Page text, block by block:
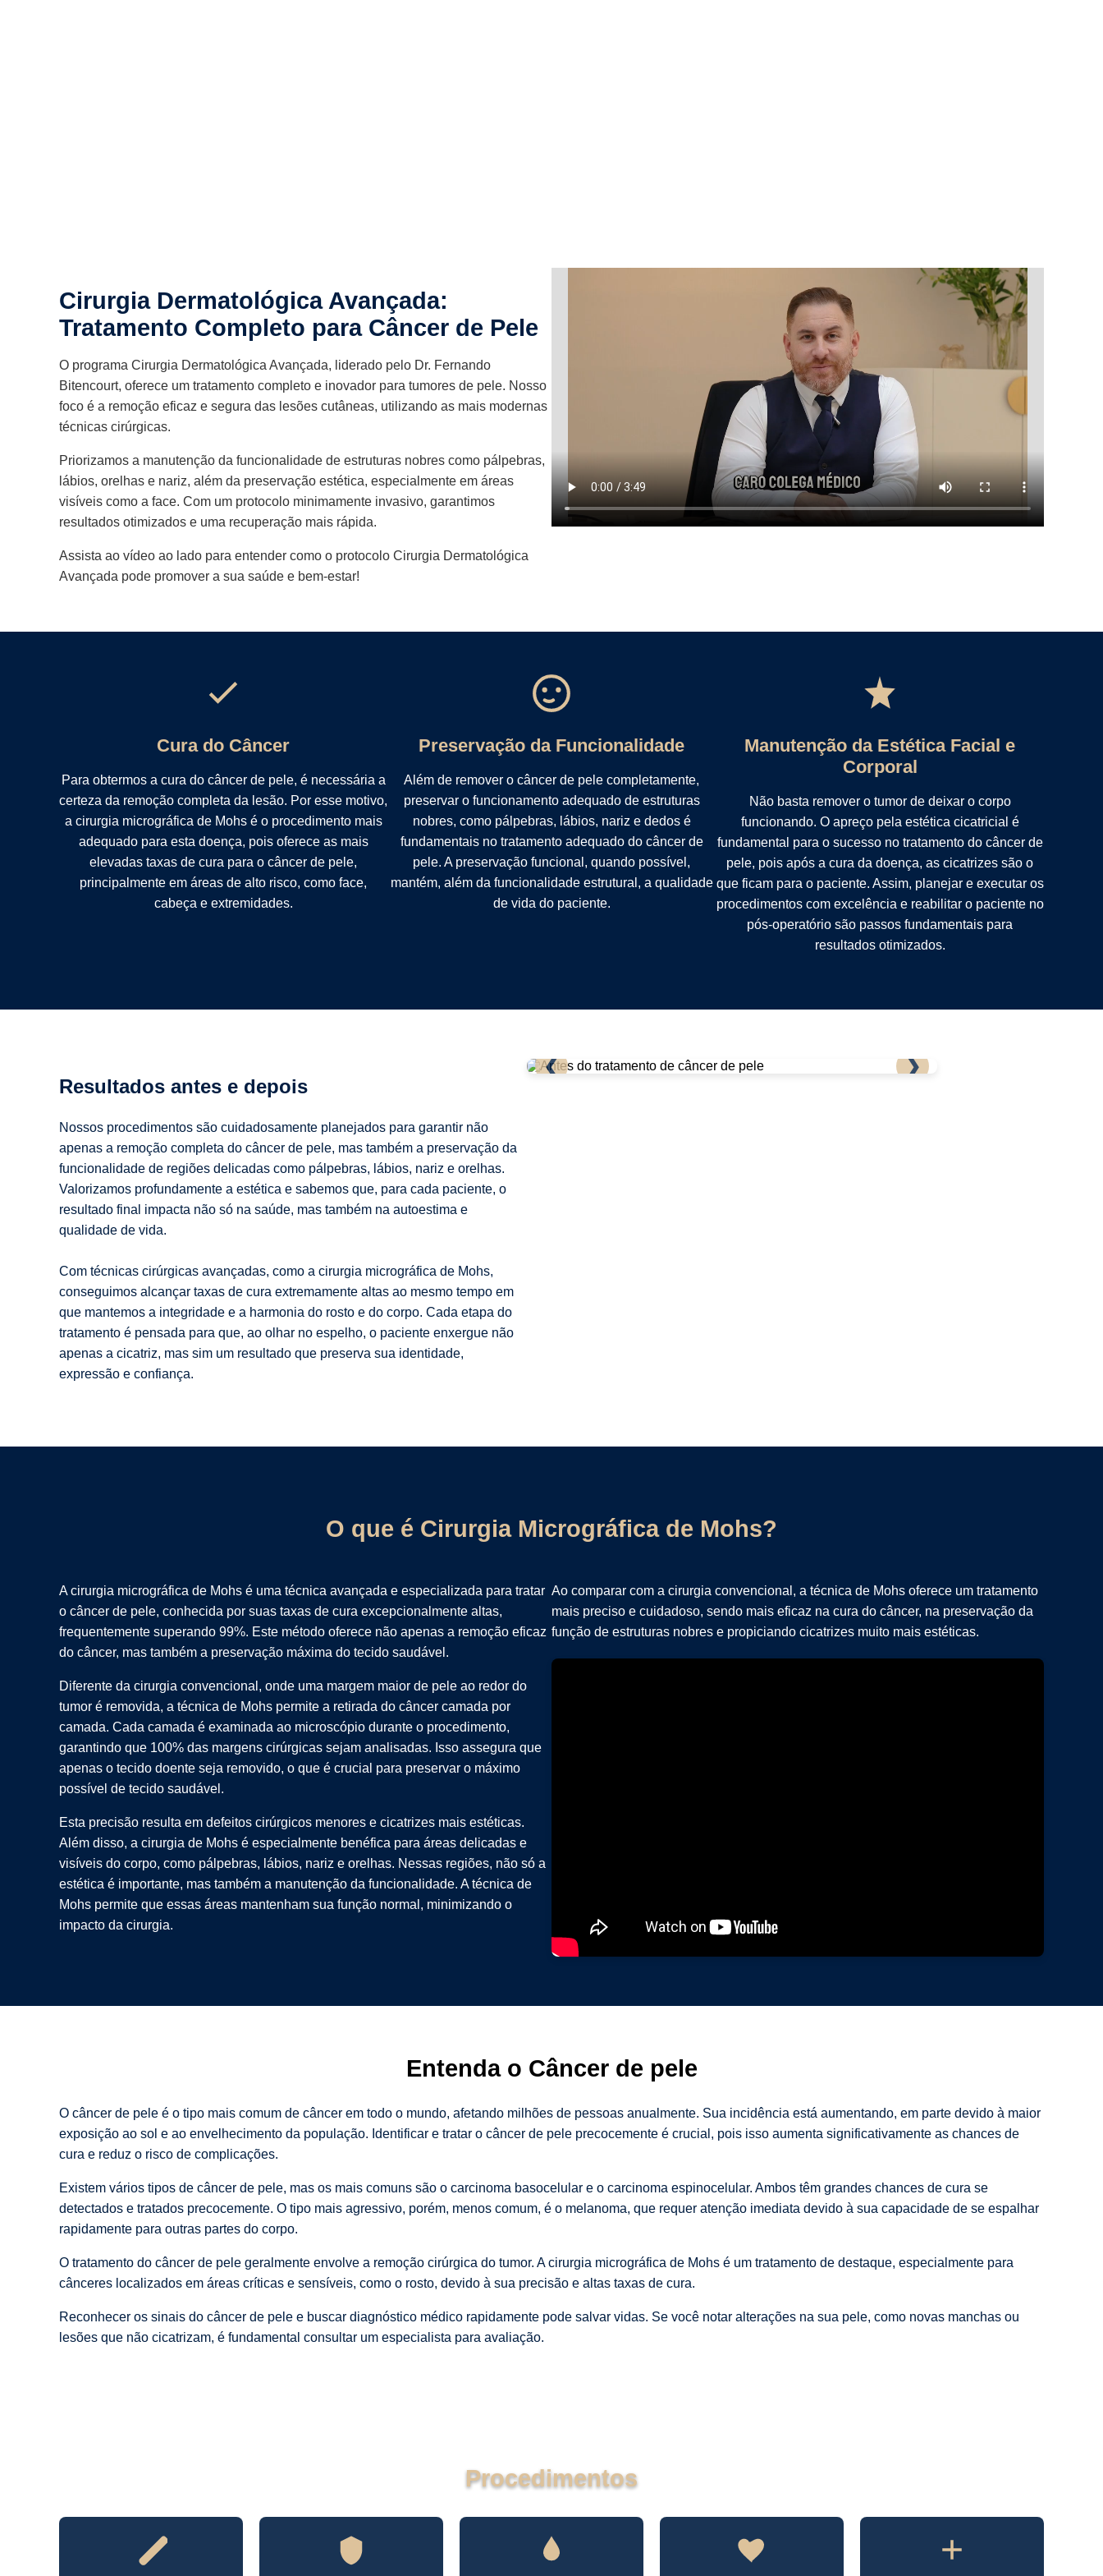
Cirurgia Dermatológica Avançada:
Tratamento Completo para Câncer de Pele
O programa Cirurgia Dermatológica Avançada, liderado pelo Dr. Fernando
Bitencourt, oferece um tratamento completo e inovador para tumores de pele. Nosso
foco é a remoção eficaz e segura das lesões cutâneas, utilizando as mais modernas
técnicas cirúrgicas.
Priorizamos a manutenção da funcionalidade de estruturas nobres como pálpebras,
lábios, orelhas e nariz, além da preservação estética, especialmente em áreas
visíveis como a face. Com um protocolo minimamente invasivo, garantimos
resultados otimizados e uma recuperação mais rápida.
Assista ao vídeo ao lado para entender como o protocolo Cirurgia Dermatológica
Avançada pode promover a sua saúde e bem-estar!
Cura do Câncer
Para obtermos a cura do câncer de pele, é necessária a
certeza da remoção completa da lesão. Por esse motivo,
a cirurgia micrográfica de Mohs é o procedimento mais
adequado para esta doença, pois oferece as mais
elevadas taxas de cura para o câncer de pele,
principalmente em áreas de alto risco, como face,
cabeça e extremidades.
Preservação da Funcionalidade
Além de remover o câncer de pele completamente,
preservar o funcionamento adequado de estruturas
nobres, como pálpebras, lábios, nariz e dedos é
fundamentais no tratamento adequado do câncer de
pele. A preservação funcional, quando possível,
mantém, além da funcionalidade estrutural, a qualidade
de vida do paciente.
Manutenção da Estética Facial e
Corporal
Não basta remover o tumor de deixar o corpo
funcionando. O apreço pela estética cicatricial é
fundamental para o sucesso no tratamento do câncer de
pele, pois após a cura da doença, as cicatrizes são o
que ficam para o paciente. Assim, planejar e executar os
procedimentos com excelência e reabilitar o paciente no
pós-operatório são passos fundamentais para
resultados otimizados.
Resultados antes e depois
Nossos procedimentos são cuidadosamente planejados para garantir não
apenas a remoção completa do câncer de pele, mas também a preservação da
funcionalidade de regiões delicadas como pálpebras, lábios, nariz e orelhas.
Valorizamos profundamente a estética e sabemos que, para cada paciente, o
resultado final impacta não só na saúde, mas também na autoestima e
qualidade de vida.
Com técnicas cirúrgicas avançadas, como a cirurgia micrográfica de Mohs,
conseguimos alcançar taxas de cura extremamente altas ao mesmo tempo em
que mantemos a integridade e a harmonia do rosto e do corpo. Cada etapa do
tratamento é pensada para que, ao olhar no espelho, o paciente enxergue não
apenas a cicatriz, mas sim um resultado que preserva sua identidade,
expressão e confiança.
❮ ❯
O que é Cirurgia Micrográfica de Mohs?
A cirurgia micrográfica de Mohs é uma técnica avançada e especializada para tratar
o câncer de pele, conhecida por suas taxas de cura excepcionalmente altas,
frequentemente superando 99%. Este método oferece não apenas a remoção eficaz
do câncer, mas também a preservação máxima do tecido saudável.
Diferente da cirurgia convencional, onde uma margem maior de pele ao redor do
tumor é removida, a técnica de Mohs permite a retirada do câncer camada por
camada. Cada camada é examinada ao microscópio durante o procedimento,
garantindo que 100% das margens cirúrgicas sejam analisadas. Isso assegura que
apenas o tecido doente seja removido, o que é crucial para preservar o máximo
possível de tecido saudável.
Esta precisão resulta em defeitos cirúrgicos menores e cicatrizes mais estéticas.
Além disso, a cirurgia de Mohs é especialmente benéfica para áreas delicadas e
visíveis do corpo, como pálpebras, lábios, nariz e orelhas. Nessas regiões, não só a
estética é importante, mas também a manutenção da funcionalidade. A técnica de
Mohs permite que essas áreas mantenham sua função normal, minimizando o
impacto da cirurgia.
Ao comparar com a cirurgia convencional, a técnica de Mohs oferece um tratamento
mais preciso e cuidadoso, sendo mais eficaz na cura do câncer, na preservação da
função de estruturas nobres e propiciando cicatrizes muito mais estéticas.
Entenda o Câncer de pele
O câncer de pele é o tipo mais comum de câncer em todo o mundo, afetando milhões de pessoas anualmente. Sua incidência está aumentando, em parte devido à maior
exposição ao sol e ao envelhecimento da população. Identificar e tratar o câncer de pele precocemente é crucial, pois isso aumenta significativamente as chances de
cura e reduz o risco de complicações.
Existem vários tipos de câncer de pele, mas os mais comuns são o carcinoma basocelular e o carcinoma espinocelular. Ambos têm grandes chances de cura se
detectados e tratados precocemente. O tipo mais agressivo, porém, menos comum, é o melanoma, que requer atenção imediata devido à sua capacidade de se espalhar
rapidamente para outras partes do corpo.
O tratamento do câncer de pele geralmente envolve a remoção cirúrgica do tumor. A cirurgia micrográfica de Mohs é um tratamento de destaque, especialmente para
cânceres localizados em áreas críticas e sensíveis, como o rosto, devido à sua precisão e altas taxas de cura.
Reconhecer os sinais do câncer de pele e buscar diagnóstico médico rapidamente pode salvar vidas. Se você notar alterações na sua pele, como novas manchas ou
lesões que não cicatrizam, é fundamental consultar um especialista para avaliação.
Procedimentos